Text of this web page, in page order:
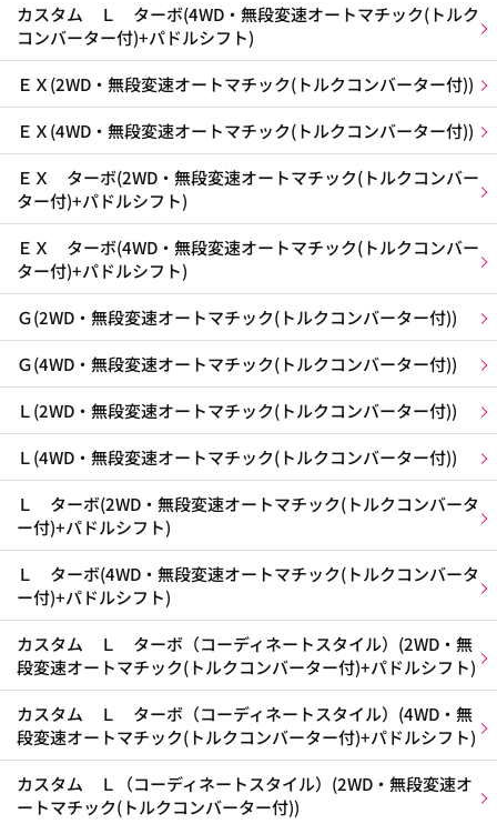
カスタム Ｌ ターボ(4WD・無段変速オートマチック(トルク
コンバーター付)+パドルシフト)
ＥＸ(2WD・無段変速オートマチック(トルクコンバーター付))
ＥＸ(4WD・無段変速オートマチック(トルクコンバーター付))
ＥＸ ターボ(2WD・無段変速オートマチック(トルクコンバー
ター付)+パドルシフト)
ＥＸ ターボ(4WD・無段変速オートマチック(トルクコンバー
ター付)+パドルシフト)
Ｇ(2WD・無段変速オートマチック(トルクコンバーター付))
Ｇ(4WD・無段変速オートマチック(トルクコンバーター付))
Ｌ(2WD・無段変速オートマチック(トルクコンバーター付))
Ｌ(4WD・無段変速オートマチック(トルクコンバーター付))
Ｌ ターボ(2WD・無段変速オートマチック(トルクコンバータ
ー付)+パドルシフト)
Ｌ ターボ(4WD・無段変速オートマチック(トルクコンバータ
ー付)+パドルシフト)
カスタム Ｌ ターボ（コーディネートスタイル）(2WD・無
段変速オートマチック(トルクコンバーター付)+パドルシフト)
カスタム Ｌ ターボ（コーディネートスタイル）(4WD・無
段変速オートマチック(トルクコンバーター付)+パドルシフト)
カスタム Ｌ（コーディネートスタイル）(2WD・無段変速オ
ートマチック(トルクコンバーター付))